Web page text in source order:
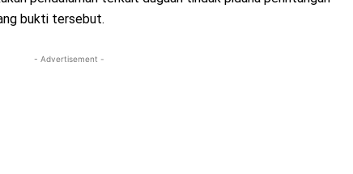
bukti tersebut.
- Advertisement -